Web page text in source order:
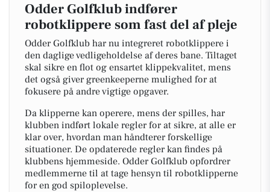
Odder Golfklub indfører
robotklippere som fast del af pleje
Odder Golfklub har nu integreret robotklippere i
den daglige vedligeholdelse af deres bane. Tiltaget
skal sikre en flot og ensartet klippekvalitet, mens
det også giver greenkeeperne mulighed for at
fokusere på andre vigtige opgaver.
Da klipperne kan operere, mens der spilles, har
klubben indført lokale regler for at sikre, at alle er
klar over, hvordan man håndterer forskellige
situationer. De opdaterede regler kan findes på
klubbens hjemmeside. Odder Golfklub opfordrer
medlemmerne til at tage hensyn til robotklipperne
for en god spiloplevelse.